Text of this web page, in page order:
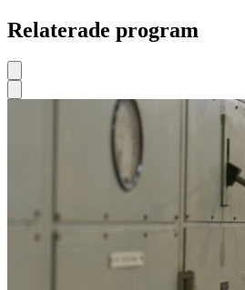
Relaterade program